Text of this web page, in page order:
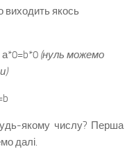
виходить якось
а*0=b*0 (нуль можемо
якому числу? Перша
далі.